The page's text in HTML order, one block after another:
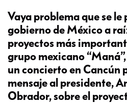
Vaya problema que se le
gobierno de México a
proyectos más
grupo mexicano
un concierto en Cancún
mensaje al presidente,
Obrador, sobre el